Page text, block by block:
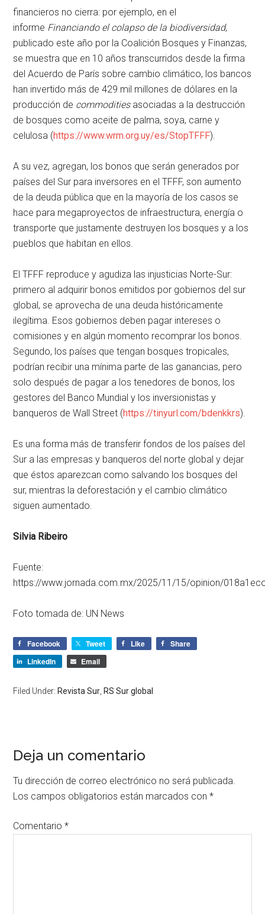
financieros no cierra: por ejemplo, en el
informe Financiando el colapso de la biodiversidad,
publicado este año por la Coalición Bosques y Finanzas,
se muestra que en 10 años transcurridos desde la firma
del Acuerdo de París sobre cambio climático, los bancos
han invertido más de 429 mil millones de dólares en la
producción de commoditiesasociadas a la destrucción
de bosques como aceite de palma, soya, carne y
celulosa (https://www.wrm.org.uy/es/StopTFFF).
A su vez, agregan, los bonos que serán generados por
países del Sur para inversores en el TFFF, son aumento
de la deuda pública que en la mayoría de los casos se
hace para megaproyectos de infraestructura, energía o
transporte que justamente destruyen los bosques y a los
pueblos que habitan en ellos.
El TFFF reproduce y agudiza las injusticias Norte-Sur:
primero al adquirir bonos emitidos por gobiernos del sur
global, se aprovecha de una deuda históricamente
ilegítima. Esos gobiernos deben pagar intereses o
comisiones y en algún momento recomprar los bonos.
Segundo, los países que tengan bosques tropicales,
podrían recibir una mínima parte de las ganancias, pero
solo después de pagar a los tenedores de bonos, los
gestores del Banco Mundial y los inversionistas y
banqueros de Wall Street (https://tinyurl.com/bdenkkrs).
Es una forma más de transferir fondos de los países del
Sur a las empresas y banqueros del norte global y dejar
que éstos aparezcan como salvando los bosques del
sur, mientras la deforestación y el cambio climático
siguen aumentado.
Silvia Ribeiro
Fuente:
https://www.jornada.com.mx/2025/11/15/opinion/
Foto tomada de: UN News
Facebook Tweet Like
Share
LinkedIn
Email
Filed Under: Revista Sur RS Sur global
Deja un comentario
Tu dirección de correo electrónico no será publicada.
Los campos obligatorios están marcados con*
Comentario*